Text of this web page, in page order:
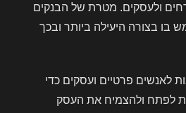
ולעסקים. מטרת של הבנקים
בו בצורה היעילה ביותר ובכך
לאנשים פרטיים ועסקים כדי
לפתח ולהצמיח את העסק